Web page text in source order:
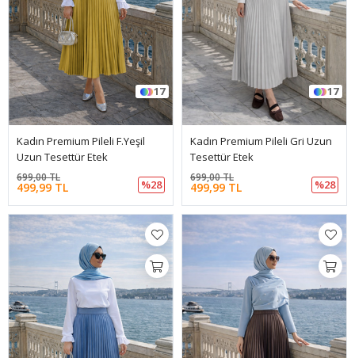
17
Kadın Premium Pileli F.Yeşil
Uzun Tesettür Etek
499,99 TL
699,00 TL
%28
17
Kadın Premium Pileli Gri Uzun
Tesettür Etek
499,99 TL
699,00 TL
%28